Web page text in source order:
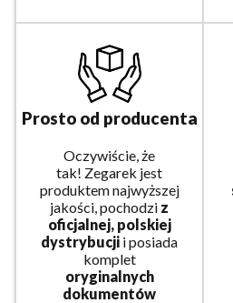
Prosto od producenta
Oczywiście, że
tak! Zegarek jest
produktem najwyższej
jakości, pochodzi z
oficjalnej, polskiej
dystrybucji i posiada
komplet
oryginalnych
dokumentów